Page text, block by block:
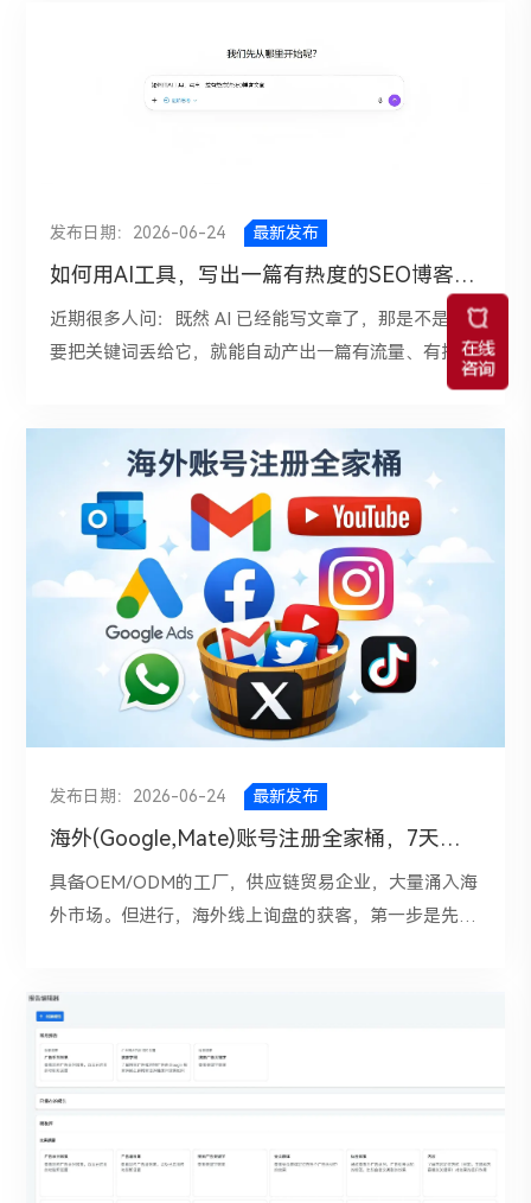
是一个典型的“流量质量+页面转化+信任建设”共同作用
的结果。流量只是起点，询盘才是结果。真正有效的
没效果。更应该反过来问自己：你吸引来的，究竟是不
们有没有足够的理由相信你、联系你？
升、维护建议和行业教育内容，这说明优秀竞对并不是
单纯追求“更新频率”，而是在持续覆盖买家在采购前、
king-at-industrial-packaging 二、定目标算指标 | 18个
然流量uv量 × 流量承载页面转化率”，把这个询盘获取
的公式刻在脑子里，反复琢磨。 把”表单提交、
WhatsApp、CTA Thank页面弹出“定义为转化事件，使
2%，则需要7500自然Uv量；新增页面数量至少在：
270–500个页面。 80 个设备页：例如 VFFS、
premade pouch、powder filler、liquid filling....等 80
个应用页：powder、granule、liquid、sauce、
coffee、pet food、snacks...等 50 个方案页：整线、
自动化改造、不同袋型/容器/速度区间方案 20 个决策
页：price、cost、manufacturer、supplier、vs、how
to choose、FAQ 30 个案例/视频页 10 个信任页
about、factory、certificates、service、after-sales
这个区间通常最简单稳妥的办法，俗话说勤能补拙SEO
也适用（页面内容承载关键词参与排名的数量）, 它既
页”。然后进一步看有效线索，如果网站月均 150 个自
然询盘，有效率要和销售反馈不断是筛查。 注：Ruler
Analytics公布的2025基准数据显示，全行业平均转化
心：产品中心、应用中心、解决方案中心、资源中心。
重要页面之间要通过可抓取的链接互相连接，把EEAT
刻在网站结构中，执行的时候就自然而然的代入进去。
因此，包装机械独立站比较合理的结构通常是这样的：
首页承接品牌和核心品类； 产品中心按设备类型拆
后要求它继续输出每一类关键词更适合对应什么页面，
例如博客文章、专题页、分类页、产品页或FAQ页。
问题型四类，并说明每一类关键词适合由什么页面承
接。”这样做的价值在于，拿到的是“需求—意图—页
独立站拆解 有部分的运营分析竞对时，只看几个维
度：对方有哪些关键词、流量大概多少、排名页面有哪
些。这样看不够深。还要看对方“是如何构建流量结构
的”。可以把竞品站点的首页、分类页、博客页、核心
产品页标题和内容结构喂给AI，让它帮你识别以下问
更偏科普、评测、购买指南，还是问题解答？ 它有没
有构建明显的专题集群？它的高频关键词是围绕产品、
场景、人群还是痛点展开？ 它在标题、描述、小标题
和FAQ里重复强化了哪些词？ 比如一个竞品并不只是
写“best LED Screen”，而是围绕“for outdoor”“for
indoor”“for durable”“energy conservation”扩展出多
个专题内容，再通过内链导向对应产品集合页。那么你
搜索，再导流到商业页面完成转化”。 这时AI是帮你拆
出它优秀在什么地方：是内容覆盖广，还是页面架构清
身SEO做得好，还是博客承担了大部分获客职能。
三、一套独立站运营的AI工作工作流 1、选3到5个有可
容成熟度略高于你的独立站同行，可以用Google搜索
或者SEMrush进行交叉查询。 2、抓取竞品核心页面。
包括首页、主要分类页、3到5个高流量博客页、3到5
个重点产品页、About页和FAQ页。 3、把页面标题、
URL、H1-H3、小标题、首屏文案、FAQ模块、Meta
描述等信息整理给AI，让它输出页面定位分析。比如判
长，而AI恰恰擅长做“快速整理”和“结构化输出”。AI最
大的作用是帮助团队建立更高效的SEO工作流：先快速
何做页面布局。AI助手可以在竞对背调阶段承担背调员
的职能。比如，你可以把几个竞争对手的网址、页面标
题、产品分类、博客主题整理给AI，让它帮助你分析：
①、哪些栏目是重点流量入口；②、哪些页面更偏向获
客，③、对方主要覆盖了哪些关键词类型，如产品词、
解决方案词、行业词、FAQ词；④、内容策略偏重文
章、产品页还是案例页...... 二、AI在关键词研究外贸网
站的关键词往往更复杂，不仅有产品核心词，还会有长
尾词、地域词、行业词、用途词、采购意图词等。人工
做这件事，最痛苦的往往不是找词，而是后续整理和分
组。你可以把一批关键词交给AI工具，让它按不同维度
分类：①、按搜索意图分为信息型、商业型、交易型；
②、按页面类型分为产品页、分类页、博客页、FAQ
页；③、按目标客户阶段分为认知阶段、比较阶段、询
盘阶段；④、按市场区域分为欧美市场词、中东市场
词、东南亚市场词。.....AI能帮助发现关键词逻辑关系。
pipe manufacturer”“industrial stainless steel tubing”
表面不同，但实际可以归为同一主题集群，从而避免网
站重复建页、内容内耗。 三、AI在独立站SEO策略制定
页面该先做什么、哪些词值得优先布局、产品页和博客
页怎么配合，往往没有清晰规划。AI可以帮助你把零散
根据你的行业、产品线、目标市场和客户类型，输出一
个阶段性SEO方案：第一阶段，优先优化核心产品分类
页和重点产品页；第二阶段，围绕采购问题、应用场
景、材料选择扩展博客内容；第三阶段，增加案例页、
FAQ页和地区页，扩大长尾覆盖；第四阶段，通过内链
和转化按钮优化询盘路径。AI在这里的作用不是替你做
发布日期：2026-06-24 最新发布
如何用AI工具，写出一篇有热度的SEO博客文章
近期很多人问：既然 AI 已经能写文章了，那是不是只
要把关键词丢给它，就能自动产出一篇有流量、有排
名、还有热度的 SEO 文章？其实，答案并没有那么简
章能不能跑出效果的，从来不是“写得快不快”，而是
“选题准不准、结构对不对、内容有没有新增价值”。换
句话说，AI 只是工具，真正让文章有热度、有搜索价值
的，依然是你的选题判断、内容策划和后期打磨能力。
所以，想用 AI 写出一篇真正能带来流量的 SEO 文章，
最重要的不是让 AI 一口气写完全文，而是学会把它放
在正确的位置上。下面这套方法，适合用 AI 提高内容
产出的新手。一、先理解什么叫“有热度”的SEO文章很
多人对“有热度”有误解，以为只要写一个热门词，文章
自然就会火。但从 SEO 的角度看，一篇有热度的文
章，至少要同时满足三个条件：a、有人在搜；b、这个
搜索需求正在增长或者足够稳定；c、文章能比现有结
果更好地解决问题；也就是说，热度并不只是“这个话
题很火”，而是“这个话题正在被搜索，而且你有机会切
进去”。比如“女孩子喜欢的高跟鞋”是一个大词，但竞
孩子晚会，穿的10cm红色高跟鞋推荐”“夏日派对，如
何选择合适的红色高跟鞋时尚穿搭”，就更容易找到精
准流量。所以，用 AI 做 SEO 的第一步，不是写，而是
选题。二、先找热度，再让AI动笔一篇文章能不能有搜
索流量，80% 取决于选题。很多人一上来就输入一
发布日期：2026-06-24 最新发布
海外(Google,Mate)账号注册全家桶，7天帮你搞定轻松拿捏！
具备OEM/ODM的工厂，供应链贸易企业，大量涌入海
外市场。但进行，海外线上询盘的获客，第一步是先把
整、稳定、可持续使用的海外账户矩阵，已经成为出海
营销中的基础配置。也正因为如此，“海外账号注册全
家桶”逐渐成为许多人的刚需服务。一、解决大陆企业
账号注册全家桶（Microsoft：outlook；Google: